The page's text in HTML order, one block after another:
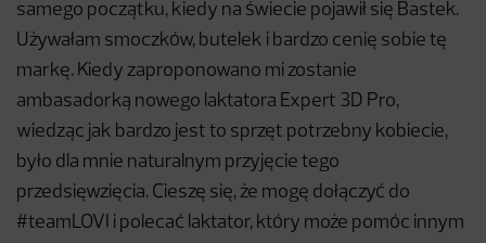
samego początku, kiedy na świecie pojawił się Bastek.
Używałam smoczków, butelek i bardzo cenię sobie tę
markę. Kiedy zaproponowano mi zostanie
ambasadorką nowego laktatora Expert 3D Pro,
wiedząc jak bardzo jest to sprzęt potrzebny kobiecie,
było dla mnie naturalnym przyjęcie tego
przedsięwzięcia. Cieszę się, że mogę dołączyć do
#teamLOVI i polecać laktator, który może pomóc innym